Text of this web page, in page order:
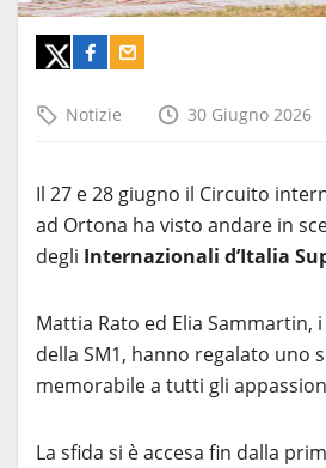
Notizie 30 Giugno 2026
Il 27 e 28 giugno il Circuito
ad Ortona ha visto andare in
degli Internazionali d’Italia
Mattia Rato ed Elia Sammartin,
della SM1, hanno regalato uno
memorabile a tutti gli
La sfida si è accesa fin dalla